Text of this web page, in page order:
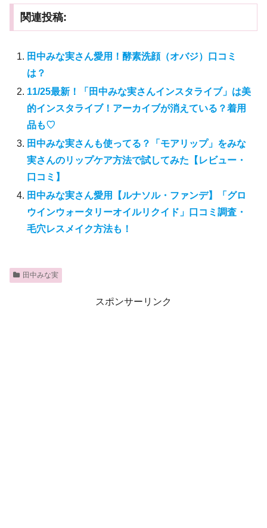
関連投稿:
田中みな実さん愛用！酵素洗顔（オバジ）口コミ
は？
11/25最新！「田中みな実さんインスタライブ」は美
的インスタライブ！アーカイブが消えている？着用
品も♡
田中みな実さんも使ってる？「モアリップ」をみな
実さんのリップケア方法で試してみた【レビュー・
口コミ】
田中みな実さん愛用【ルナソル・ファンデ】「グロ
ウインウォータリーオイルリクイド」口コミ調査・
毛穴レスメイク方法も！
田中みな実
スポンサーリンク